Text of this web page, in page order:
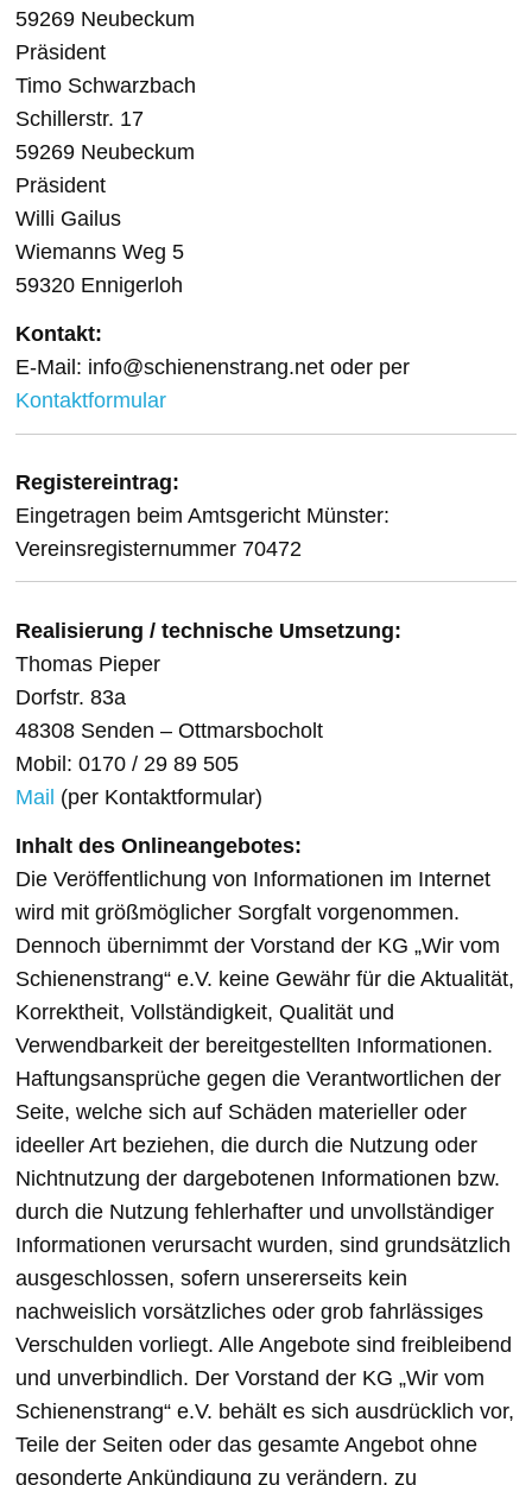
59269 Neubeckum
Präsident
Timo Schwarzbach
Schillerstr. 17
59269 Neubeckum
Präsident
Willi Gailus
Wiemanns Weg 5
59320 Ennigerloh
Kontakt:
E-Mail: info@schienenstrang.net oder per
Kontaktformular
Registereintrag:
Eingetragen beim Amtsgericht Münster:
Vereinsregisternummer 70472
Realisierung / technische Umsetzung:
Thomas Pieper
Dorfstr. 83a
48308 Senden – Ottmarsbocholt
Mobil: 0170 / 29 89 505
Mail (per Kontaktformular)
Inhalt des Onlineangebotes:
Die Veröffentlichung von Informationen im Internet
wird mit größmöglicher Sorgfalt vorgenommen.
Dennoch übernimmt der Vorstand der KG „Wir vom
Schienenstrang“ e.V. keine Gewähr für die Aktualität,
Korrektheit, Vollständigkeit, Qualität und
Verwendbarkeit der bereitgestellten Informationen.
Haftungsansprüche gegen die Verantwortlichen der
Seite, welche sich auf Schäden materieller oder
ideeller Art beziehen, die durch die Nutzung oder
Nichtnutzung der dargebotenen Informationen bzw.
durch die Nutzung fehlerhafter und unvollständiger
Informationen verursacht wurden, sind grundsätzlich
ausgeschlossen, sofern unsererseits kein
nachweislich vorsätzliches oder grob fahrlässiges
Verschulden vorliegt. Alle Angebote sind freibleibend
und unverbindlich. Der Vorstand der KG „Wir vom
Schienenstrang“ e.V. behält es sich ausdrücklich vor,
Teile der Seiten oder das gesamte Angebot ohne
gesonderte Ankündigung zu verändern, zu